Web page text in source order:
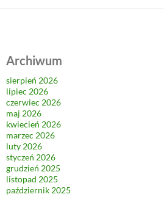
wpisach
Archiwum
sierpień 2026
lipiec 2026
czerwiec 2026
maj 2026
kwiecień 2026
marzec 2026
luty 2026
styczeń 2026
grudzień 2025
listopad 2025
październik 2025